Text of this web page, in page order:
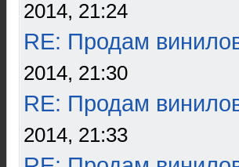
2014, 21:24
RE: Продам
2014, 21:30
RE: Продам
2014, 21:33